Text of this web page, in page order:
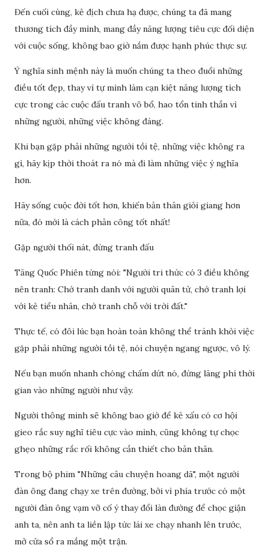
Đến cuối cùng, kẻ địch chưa hạ được, chúng ta đã mang
thương tích đầy mình, mang đầy năng lượng tiêu cực đối diện
với cuộc sống, không bao giờ nắm được hạnh phúc thực sự.
Ý nghĩa sinh mệnh này là muốn chúng ta theo đuổi những
điều tốt đẹp, thay vì tự mình làm cạn kiệt năng lượng tích
cực trong các cuộc đấu tranh vô bổ, hao tổn tinh thần vì
những người, những việc không đáng.
Khi bạn gặp phải những người tồi tệ, những việc không ra
gì, hãy kịp thời thoát ra nó mà đi làm những việc ý nghĩa
hơn.
Hãy sống cuộc đời tốt hơn, khiến bản thân giỏi giang hơn
nữa, đó mới là cách phản công tốt nhất!
Gặp người thối nát, đừng tranh đấu
Tăng Quốc Phiên từng nói: "Người tri thức có 3 điều không
nên tranh: Chớ tranh danh với người quân tử, chớ tranh lợi
với kẻ tiểu nhân, chớ tranh chỗ với trời đất."
Thực tế, có đôi lúc bạn hoàn toàn không thể tránh khỏi việc
gặp phải những người tồi tệ, nói chuyện ngang ngược, vô lý.
Nếu bạn muốn nhanh chóng chấm dứt nó, đừng lãng phí thời
gian vào những người như vậy.
Người thông minh sẽ không bao giờ để kẻ xấu có cơ hội
gieo rắc suy nghĩ tiêu cực vào mình, cũng không tự chọc
ghẹo những rắc rối không cần thiết cho bản thân.
Trong bộ phim "Những câu chuyện hoang dã", một người
đàn ông đang chạy xe trên đường, bởi vì phía trước có một
người đàn ông vạm vỡ cố ý thay đổi làn đường để chọc giận
anh ta, nên anh ta liền lập tức lái xe chạy nhanh lên trước,
mở cửa sổ ra mắng một trận.